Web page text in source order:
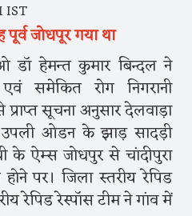
IST
जोधपूर गया था
हेमन्त कुमार बिन्दल ने
समेकित रोग निगरानी
सूचना अनुसार देलवाड़ा
उपली ओडन के झाड़ सादड़ी
के ऐम्स जोधपुर से चांदीपुरा
होने पर। जिला स्तरीय रेपिड
रेपिड रेस्पॉस टीम ने गांव में